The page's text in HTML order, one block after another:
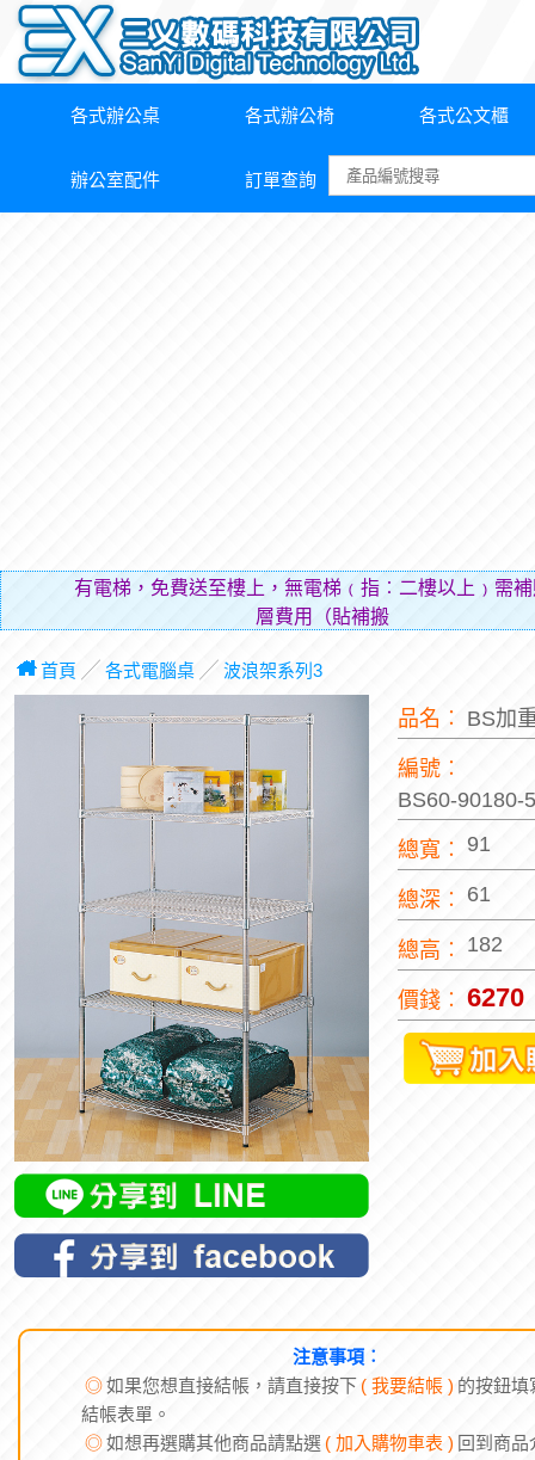
各式辦公桌 各式辦公椅 各式公文櫃
辦公室配件 訂單查詢
有電梯，免費送至樓上，無電梯﹙指︰二樓以上﹚需
層費用（貼補搬運人
首頁 ╱ 各式電腦桌╱ 波浪架系列3
品名︰ BS加
編號︰
BS60-90180-
總寬︰ 91
總深︰ 61
總高︰ 182
價錢︰ 6270
注意事項︰
◎如果您想直接結帳，請直接按下 ( 我要結帳 ) 的按鈕填
結帳表單。
◎如想再選購其他商品請點選 ( 加入購物車表 ) 回到商品